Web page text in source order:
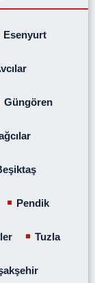
Esenyurt
Güngören
Pendik
Tuzla